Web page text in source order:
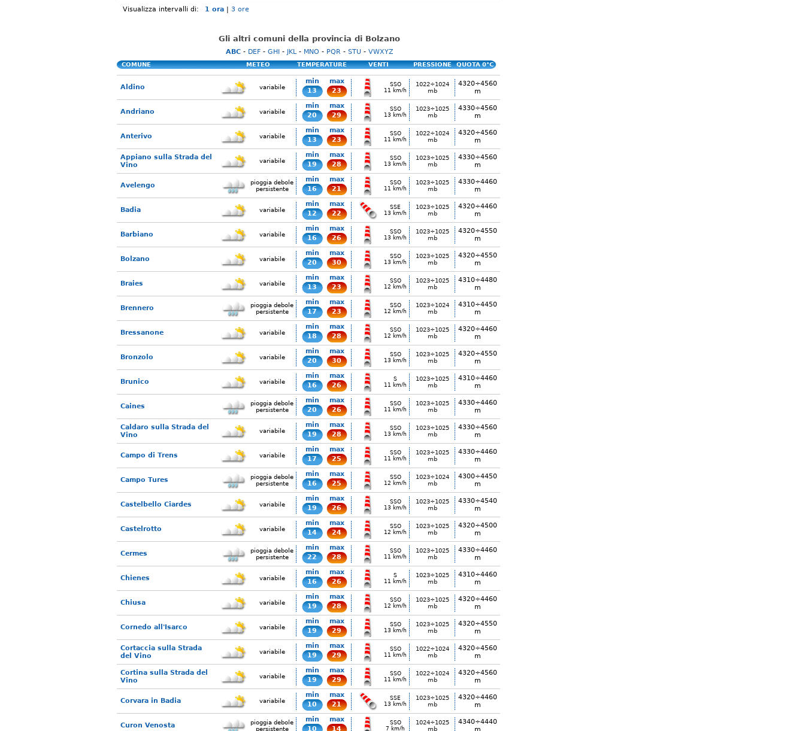
Visualizza intervalli di: 1 ora | 3 ore
Gli altri comuni della provincia di Bolzano
ABC- DEF- GHI- JKL- MNO - PQR - STU - VWXYZ
COMUNE METEO TEMPERATURE VENTI PRESSIONE QUOTA 0°C
Aldino variabile
min
13
max
23
SSO
11 km/h
1022÷1024
mb
4320÷4560
m
Andriano variabile
min
20
max
29
SSO
13 km/h
1023÷1025
mb
4330÷4560
m
Anterivo variabile
min
13
max
23
SSO
11 km/h
1022÷1024
mb
4320÷4560
m
Appiano sulla Strada del
Vino
variabile
min
19
max
28
SSO
13 km/h
1023÷1025
mb
4330÷4560
m
Avelengo
pioggia debole
persistente
min
16
max
21
SSO
11 km/h
1023÷1025
mb
4330÷4460
m
Badia variabile
min
12
max
22
SSE
13 km/h
1023÷1025
mb
4320÷4460
m
Barbiano variabile
min
16
max
26
SSO
13 km/h
1023÷1025
mb
4320÷4550
m
Bolzano variabile
min
20
max
30
SSO
13 km/h
1023÷1025
mb
4320÷4550
m
Braies variabile
min
13
max
23
SSO
12 km/h
1023÷1025
mb
4310÷4480
m
Brennero
pioggia debole
persistente
min
17
max
23
SSO
12 km/h
1023÷1024
mb
4310÷4450
m
Bressanone variabile
min
18
max
28
SSO
12 km/h
1023÷1025
mb
4320÷4460
m
Bronzolo variabile
min
20
max
30
SSO
13 km/h
1023÷1025
mb
4320÷4550
m
Brunico variabile
min
16
max
26
S
11 km/h
1023÷1025
mb
4310÷4460
m
Caines
pioggia debole
persistente
min
20
max
26
SSO
11 km/h
1023÷1025
mb
4330÷4460
m
Caldaro sulla Strada del
Vino
variabile
min
19
max
28
SSO
13 km/h
1023÷1025
mb
4330÷4560
m
Campo di Trens variabile
min
17
max
25
SSO
11 km/h
1023÷1025
mb
4330÷4460
m
Campo Tures
pioggia debole
persistente
min
16
max
25
SSO
12 km/h
1023÷1024
mb
4300÷4450
m
Castelbello Ciardes variabile
min
19
max
26
SSO
13 km/h
1023÷1025
mb
4330÷4540
m
Castelrotto variabile
min
14
max
24
SSO
12 km/h
1023÷1025
mb
4320÷4500
m
Cermes
pioggia debole
persistente
min
22
max
28
SSO
11 km/h
1023÷1025
mb
4330÷4460
m
Chienes variabile
min
16
max
26
S
11 km/h
1023÷1025
mb
4310÷4460
m
Chiusa variabile
min
19
max
28
SSO
12 km/h
1023÷1025
mb
4320÷4460
m
Cornedo all'Isarco variabile
min
19
max
29
SSO
13 km/h
1023÷1025
mb
4320÷4550
m
Cortaccia sulla Strada
del Vino
variabile
min
19
max
29
SSO
11 km/h
1022÷1024
mb
4320÷4560
m
Cortina sulla Strada del
Vino
variabile
min
19
max
29
SSO
11 km/h
1022÷1024
mb
4320÷4560
m
Corvara in Badia variabile
min
10
max
21
SSE
13 km/h
1023÷1025
mb
4320÷4460
m
Curon Venosta
pioggia debole
persistente
min
10
max
14
SSO
7 km/h
1024÷1025
mb
4340÷4440